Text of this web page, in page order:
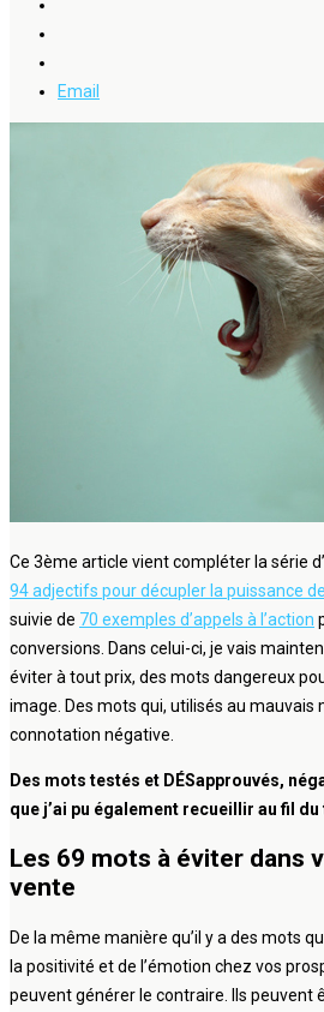
Email
Ce 3ème article vient compléter la série
94 adjectifs pour décupler la puissance
suivie de 70 exemples d’appels à l’action
conversions. Dans celui-ci, je vais
éviter à tout prix, des mots dangereux
image. Des mots qui, utilisés au mauvais
connotation négative.
Des mots testés et DÉSapprouvés,
que j’ai pu également recueillir au fil du
Les 69 mots à éviter dans
vente
De la même manière qu’il y a des mots
la positivité et de l’émotion chez vos
peuvent générer le contraire. Ils peuvent